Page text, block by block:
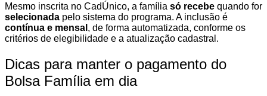
Mesmo inscrita no CadÚnico, a família só recebe quando for
selecionada pelo sistema do programa. A inclusão é
contínua e mensal , de forma automatizada, conforme os
critérios de elegibilidade e a atualização cadastral.
Dicas para manter o pagamento do
Bolsa Família em dia